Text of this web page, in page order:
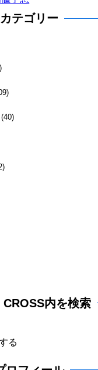
カテゴリー
(40)
CROSS内を検索